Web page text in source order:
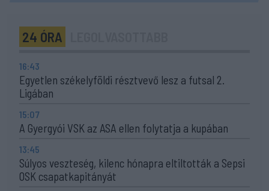
24 ÓRA
16:43
Egyetlen székelyföldi résztvevő lesz a futsal 2.
Ligában
15:07
A Gyergyói VSK az ASA ellen folytatja a kupában
13:45
Súlyos veszteség, kilenc hónapra eltiltották a Sepsi
OSK csapatkapitányát